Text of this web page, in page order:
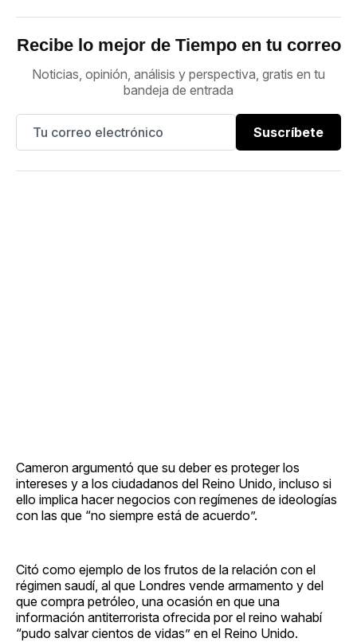
Recibe lo mejor de Tiempo en tu correo
Noticias, opinión, análisis y perspectiva, gratis en tu
bandeja de entrada
Suscríbete
Cameron argumentó que su deber es proteger los
intereses y a los ciudadanos del Reino Unido, incluso si
ello implica hacer negocios con regímenes de ideologías
con las que “no siempre está de acuerdo”.
Citó como ejemplo de los frutos de la relación con el
régimen saudí, al que Londres vende armamento y del
que compra petróleo, una ocasión en que una
información antiterrorista ofrecida por el reino wahabí
“pudo salvar cientos de vidas” en el Reino Unido.